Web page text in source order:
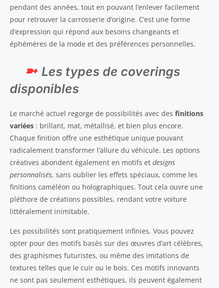
pendant des années, tout en pouvant l’enlever facilement
pour retrouver la carrosserie d’origine. C’est une forme
d’expression qui répond aux besoins changeants et
éphémères de la mode et des préférences personnelles.
Les types de coverings
disponibles
Le marché actuel regorge de possibilités avec des finitions
variées : brillant, mat, métallisé, et bien plus encore.
Chaque finition offre une esthétique unique pouvant
radicalement transformer l’allure du véhicule. Les options
créatives abondent également en motifs et designs
personnalisés, sans oublier les effets spéciaux, comme les
finitions caméléon ou holographiques. Tout cela ouvre une
pléthore de créations possibles, rendant votre voiture
littéralement inimitable.
Les possibilités sont pratiquement infinies. Vous pouvez
opter pour des motifs basés sur des œuvres d’art célèbres,
des graphismes futuristes, ou même des imitations de
textures telles que le cuir ou le bois. Ces motifs innovants
ne sont pas seulement esthétiques, ils peuvent également